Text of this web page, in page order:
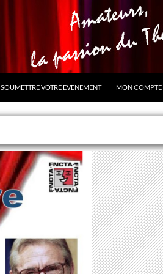
SOUMETTRE VOTRE EVENEMENT MON COMPTE